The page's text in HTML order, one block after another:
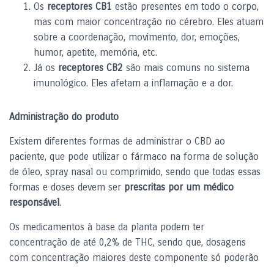
Os receptores CB1 estão presentes em todo o corpo,
mas com maior concentração no cérebro. Eles atuam
sobre a coordenação, movimento, dor, emoções,
humor, apetite, memória, etc.
Já os receptores CB2 são mais comuns no sistema
imunológico. Eles afetam a inflamação e a dor.
Administração do produto
Existem diferentes formas de administrar o CBD ao
paciente, que pode utilizar o fármaco na forma de solução
de óleo, spray nasal ou comprimido, sendo que todas essas
formas e doses devem ser prescritas por um médico
responsável.
Os medicamentos à base da planta podem ter
concentração de até 0,2% de THC, sendo que, dosagens
com concentração maiores deste componente só poderão